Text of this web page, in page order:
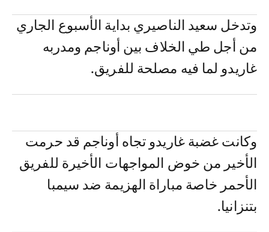
وتدخل سعيد الناصيري بداية الأسبوع الجاري
من أجل طي الخلاف بين أوناجم ومدربه
غاريدو لما فيه مصلحة للفريق.
وكانت غضبة غاريدو تجاه أوناجم قد حرمت
الأخير من خوض المواجهات الأخيرة للفريق
الأحمر خاصة مباراة الهزيمة ضد سيمبا
بتنزانيا.